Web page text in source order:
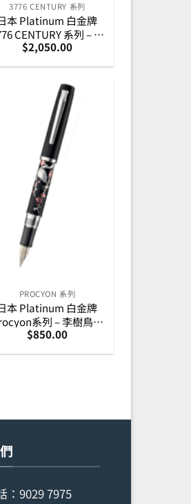
3776 CENTURY 系列
本 Platinum 白金牌
CENTURY 系列 – 透
明酒紅墨水筆
$2,050.00
PROCYON 系列
本 Platinum 白金牌
系列 – 李樹鳥鳴
現代蒔繪特別版墨水筆
$850.00
： 9029 7975